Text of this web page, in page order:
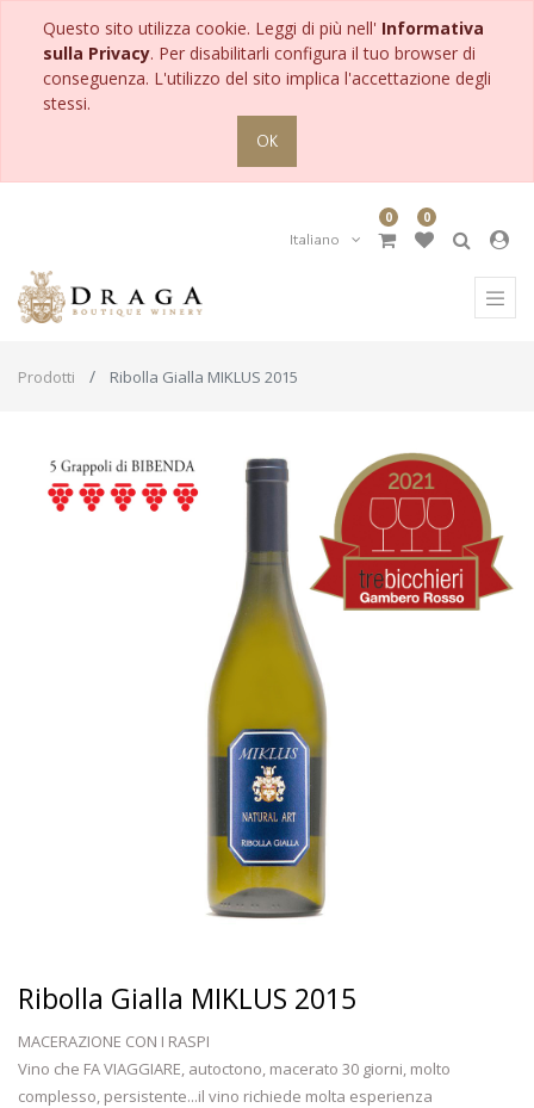
Questo sito utilizza cookie. Leggi di più nell' Informativa
sulla Privacy. Per disabilitarli configura il tuo browser di
conseguenza. L'utilizzo del sito implica l'accettazione degli
stessi.
OK
Italiano
0 0
Prodotti Ribolla Gialla MIKLUS 2015
Ribolla Gialla MIKLUS 2015
MACERAZIONE CON I RASPI
Vino che FA VIAGGIARE, autoctono, macerato 30 giorni, molto
complesso, persistente...il vino richiede molta esperienza